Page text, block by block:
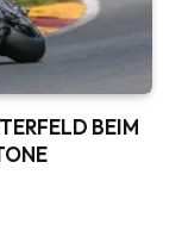
BEIM